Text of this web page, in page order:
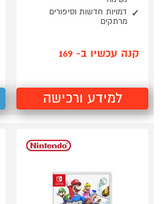
דמויות חדשות וסיפורים
מרתקים
קנה עכשיו ב- 169
למידע ורכישה